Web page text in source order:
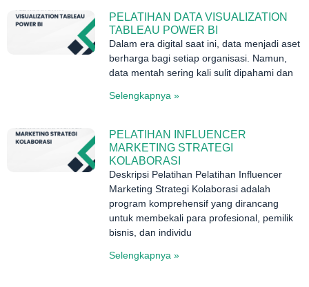
PELATIHAN DATA VISUALIZATION
TABLEAU POWER BI
Dalam era digital saat ini, data menjadi aset
berharga bagi setiap organisasi. Namun,
data mentah sering kali sulit dipahami dan
Selengkapnya »
PELATIHAN INFLUENCER
MARKETING STRATEGI
KOLABORASI
Deskripsi Pelatihan Pelatihan Influencer
Marketing Strategi Kolaborasi adalah
program komprehensif yang dirancang
untuk membekali para profesional, pemilik
bisnis, dan individu
Selengkapnya »